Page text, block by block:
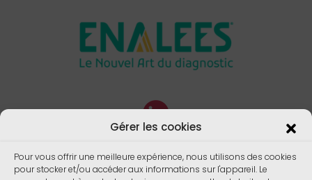
Gérer les cookies
Pour vous offrir une meilleure expérience, nous utilisons des cookies
pour stocker et/ou accéder aux informations sur l'appareil. Le